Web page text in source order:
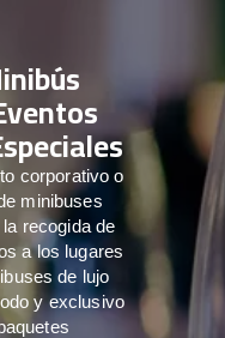
corporativo o
minibuses
recogida de
a los lugares
de lujo
y exclusivo